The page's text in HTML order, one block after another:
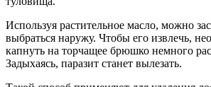
Используя растительное масло, можно
выбраться наружу. Чтобы его извлечь,
капнуть на торчащее брюшко немного
Задыхаясь, паразит станет вылезать.